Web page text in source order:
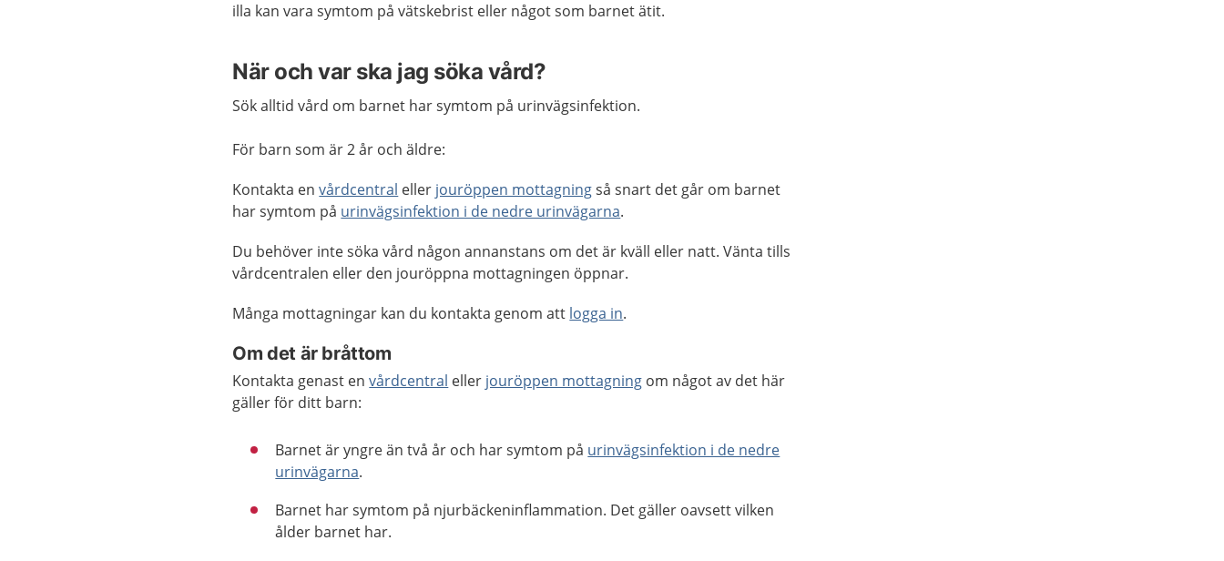
illa kan vara symtom på vätskebrist eller något som barnet ätit.
När och var ska jag söka vård?
Sök alltid vård om barnet har symtom på urinvägsinfektion.
För barn som är 2 år och äldre:
Kontakta envårdcentral eller jouröppen mottagningså snart det går om barnet
har symtom på urinvägsinfektion i de nedre urinvägarna.
Du behöver inte söka vård någon annanstans om det är kväll eller natt. Vänta tills
vårdcentralen eller den jouröppna mottagningen öppnar.
Många mottagningar kan du kontakta genom att logga in.
Om det är bråttom
Kontakta genast envårdcentral eller jouröppen mottagning om något av det här
gäller för ditt barn:
Barnet är yngre än två år och har symtom på urinvägsinfektion i de nedre
urinvägarna.
Barnet har symtom på njurbäckeninflammation. Det gäller oavsett vilken
ålder barnet har.